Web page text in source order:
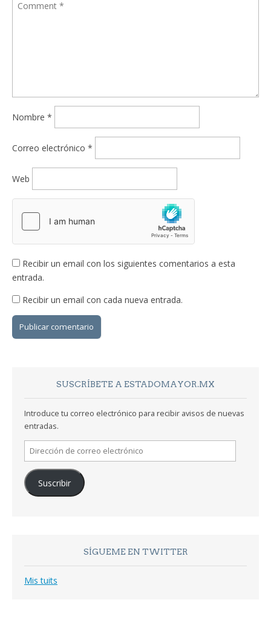
Nombre *
Correo electrónico *
Web
Recibir un email con los siguientes comentarios a esta
entrada.
Recibir un email con cada nueva entrada.
SUSCRÍBETE A ESTADOMAYOR.MX
Introduce tu correo electrónico para recibir avisos de nuevas
entradas.
Dirección
de
correo
electrónico
Suscribir
SÍGUEME EN TWITTER
Mis tuits